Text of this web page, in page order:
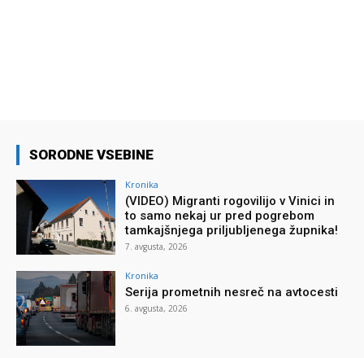
SORODNE VSEBINE
Kronika
(VIDEO) Migranti rogovilijo v Vinici in
to samo nekaj ur pred pogrebom
tamkajšnjega priljubljenega župnika!
7. avgusta, 2026
Kronika
Serija prometnih nesreč na avtocesti
6. avgusta, 2026